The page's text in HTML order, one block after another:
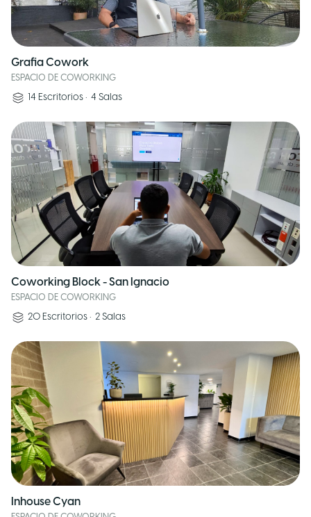
Grafia Cowork
ESPACIO DE COWORKING
14 Escritorios • 4 Salas
Coworking Block - San Ignacio
ESPACIO DE COWORKING
20 Escritorios • 2 Salas
Inhouse Cyan